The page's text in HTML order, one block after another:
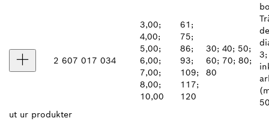
2 607 017 034
3,00;
4,00;
5,00;
6,00;
7,00;
8,00;
10,00
61;
75;
86;
93;
109;
117;
120
30; 40; 50;
60; 70; 80;
80
ut ur produkter